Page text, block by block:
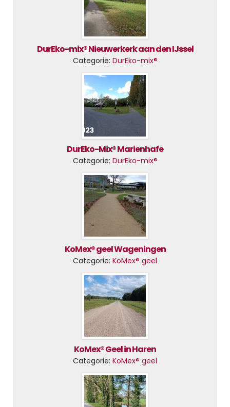
DurEko-mix® Nieuwerkerk aan den IJssel
Categorie: DurEko-mix®
DurEko-Mix® Marienhafe
Categorie: DurEko-mix®
KoMex® geel Wageningen
Categorie: KoMex® geel
KoMex® Geel in Haren
Categorie: KoMex® geel